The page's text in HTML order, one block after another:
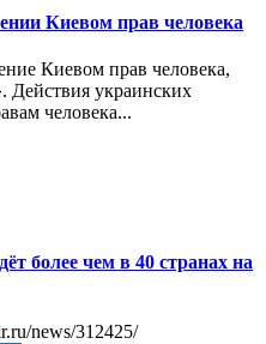
Киевом прав человека
Киевом прав человека,
украинских
человека...
более чем в 40 странах на
news/312425/